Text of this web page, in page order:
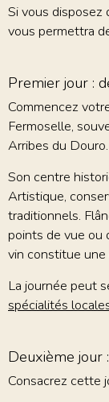
Si vous disposez
vous permettra
Premier jour :
Commencez
Fermoselle,
Arribes du Douro.
Son centre
Artistique,
traditionnels.
points de vue ou
vin constitue
La journée peut
spécialités
Deuxième jour
Consacrez cette